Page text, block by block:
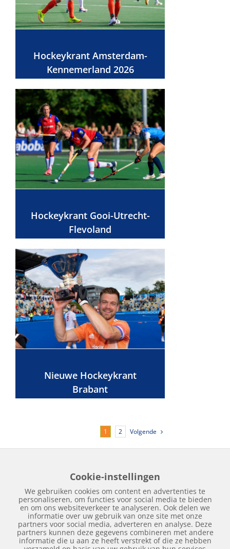
Hockeykrant Amsterdam-
Kennemerland 2026
Hockeykrant Gooi-Utrecht-
Flevoland
Nieuwe Hockeykrant
Brabant
1 2 Volgende
Over Hockeykrant Adverteren
Nieuws
Archief
Cookie-instellingen
We gebruiken cookies om content en advertenties te
personaliseren, om functies voor social media te bieden
en om ons websiteverkeer te analyseren. Ook delen we
informatie over uw gebruik van onze site met onze
partners voor social media, adverteren en analyse. Deze
partners kunnen deze gegevens combineren met andere
informatie die u aan ze heeft verstrekt of die ze hebben